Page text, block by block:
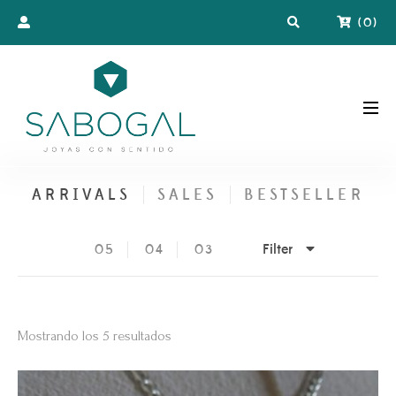
(0)
ARRIVALS SALES BESTSELLER
05 04 03 Filter
Mostrando los 5 resultados
los